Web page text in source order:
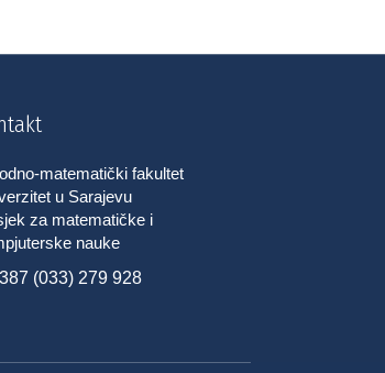
matematički fakultet
u Sarajevu
za matematičke i
nauke
(033) 279 928